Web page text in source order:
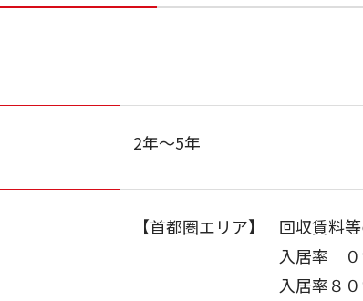
2年～5年
【首都圏エリア】
回収賃料
入居率 ０
入居率８